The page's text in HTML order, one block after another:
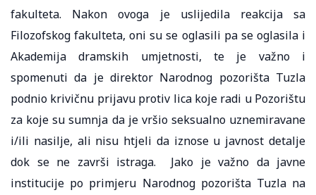
fakulteta. Nakon ovoga je uslijedila reakcija sa
Filozofskog fakulteta, oni su se oglasili pa se oglasila i
Akademija dramskih umjetnosti, te je važno i
spomenuti da je direktor Narodnog pozorišta Tuzla
podnio krivičnu prijavu protiv lica koje radi u Pozorištu
za koje su sumnja da je vršio seksualno uznemiravane
i/ili nasilje, ali nisu htjeli da iznose u javnost detalje
dok se ne završi istraga. Jako je važno da javne
institucije po primjeru Narodnog pozorišta Tuzla na